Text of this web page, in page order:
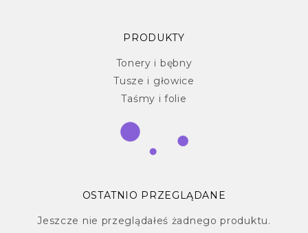
PRODUKTY
Tonery i bębny
Tusze i głowice
Taśmy i folie
OSTATNIO PRZEGLĄDANE
Jeszcze nie przeglądałeś żadnego produktu.